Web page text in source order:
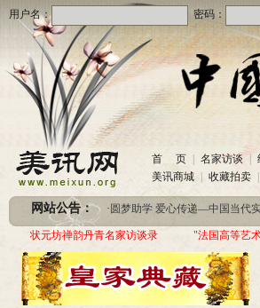
用户名： 密码：
首 页 名家访谈
美讯商城
收藏拍卖
网站公告：
·美讯网诚招合作伙伴(2020-10-
·中国书画收藏频道服务咨询热线
·圆梦助学 爱心传递—中国当代实力派书画家
美讯网诚招合作伙伴
(2020-10-
·中国书画收藏频道服务咨询热线
·圆梦助学 爱心传递—中国当代实力派书画家
状元坊禅韵丹青名家访谈录 "法国高等艺